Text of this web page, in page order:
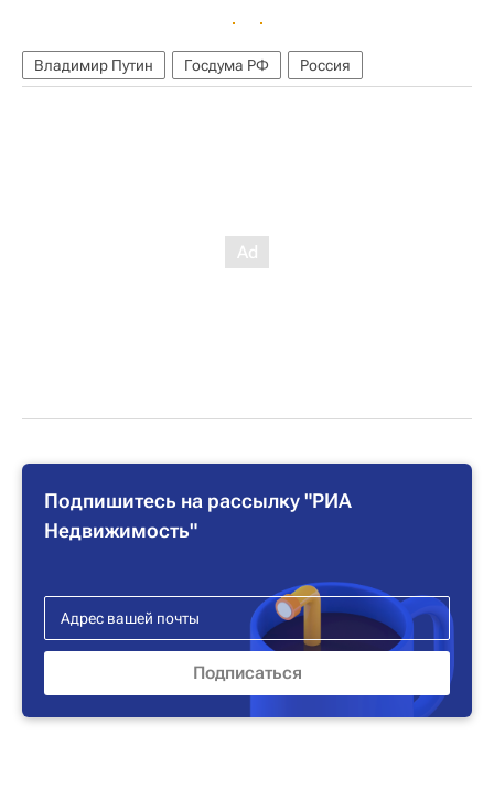
Владимир Путин Госдума РФ Россия
Подпишитесь на рассылку "РИА
Недвижимость"